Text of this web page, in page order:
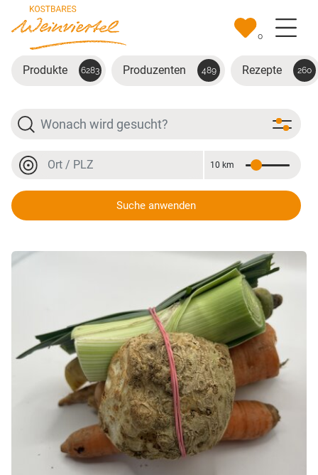
Zum Hauptinhalt springen
0
Produkte 6283 Produzenten 489 Rezepte 260
Suche
Ort oder PLZ
Entfernung
10 km
Suche anwenden
Suppengemüse